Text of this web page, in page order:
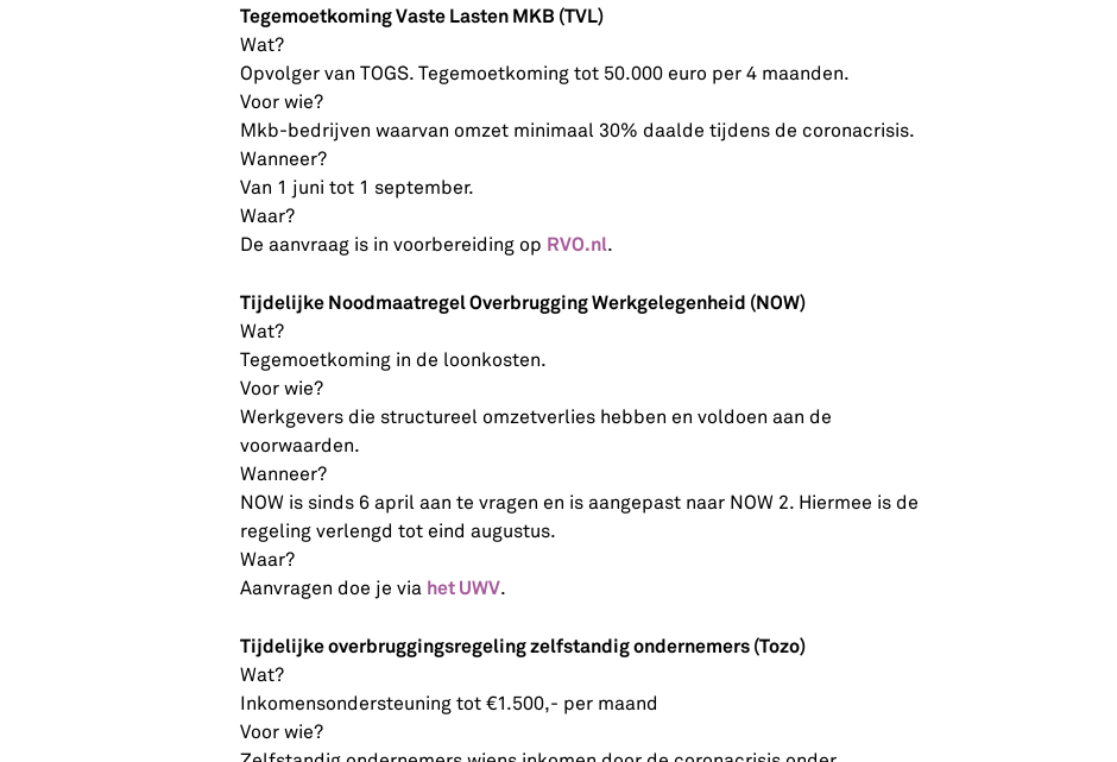
Tegemoetkoming Vaste Lasten MKB (TVL)
Wat?
Opvolger van TOGS. Tegemoetkoming tot 50.000 euro per 4 maanden.
Voor wie?
Mkb-bedrijven waarvan omzet minimaal 30% daalde tijdens de coronacrisis.
Wanneer?
Van 1 juni tot 1 september.
Waar?
De aanvraag is in voorbereiding op RVO.nl.
Tijdelijke Noodmaatregel Overbrugging Werkgelegenheid (NOW)
Wat?
Tegemoetkoming in de loonkosten.
Voor wie?
Werkgevers die structureel omzetverlies hebben en voldoen aan de
voorwaarden.
Wanneer?
NOW is sinds 6 april aan te vragen en is aangepast naar NOW 2. Hiermee is de
regeling verlengd tot eind augustus.
Waar?
Aanvragen doe je via het UWV.
Tijdelijke overbruggingsregeling zelfstandig ondernemers (Tozo)
Wat?
Inkomensondersteuning tot €1.500,- per maand
Voor wie?